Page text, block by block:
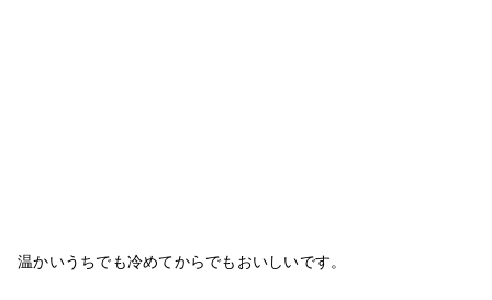
温かいうちでも冷めてからでもおいしいです。